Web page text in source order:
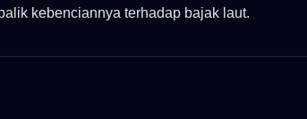
kebenciannya terhadap bajak laut.